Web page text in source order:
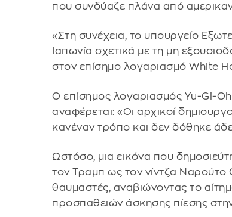
που συνδύαζε πλάνα από
«Στη συνέχεια, το υπουργείο
Ιαπωνία σχετικά με τη μη
στον επίσημο λογαριασμό White
Ο επίσημος λογαριασμός Yu-Gi-
αναφέρεται: «Οι αρχικοί
κανέναν τρόπο και δεν δόθηκε
Ωστόσο, μια εικόνα που
τον Τραμπ ως τον νίντζα
θαυμαστές, αναβιώνοντας το
προσπαθειών άσκησης πίεσης